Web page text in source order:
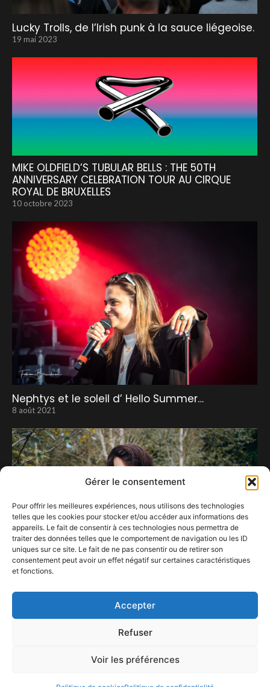
Gérer le consentement
Pour offrir les meilleures expériences, nous utilisons des technologies
telles que les cookies pour stocker et/ou accéder aux informations des
appareils. Le fait de consentir à ces technologies nous permettra de
traiter des données telles que le comportement de navigation ou les ID
uniques sur ce site. Le fait de ne pas consentir ou de retirer son
consentement peut avoir un effet négatif sur certaines caractéristiques
et fonctions.
Accepter
Refuser
Voir les préférences
Lucky Trolls, de l’Irish punk à la sauce liégeoise.
19 mai 2023
MIKE OLDFIELD’S TUBULAR BELLS : THE 50TH
ANNIVERSARY CELEBRATION TOUR AU CIRQUE
ROYAL DE BRUXELLES
10 octobre 2023
Nephtys et le soleil d’ Hello Summer…
8 août 2021
17 novembre 2023